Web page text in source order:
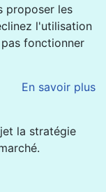
proposer les
l'utilisation
fonctionner
En savoir plus
la stratégie